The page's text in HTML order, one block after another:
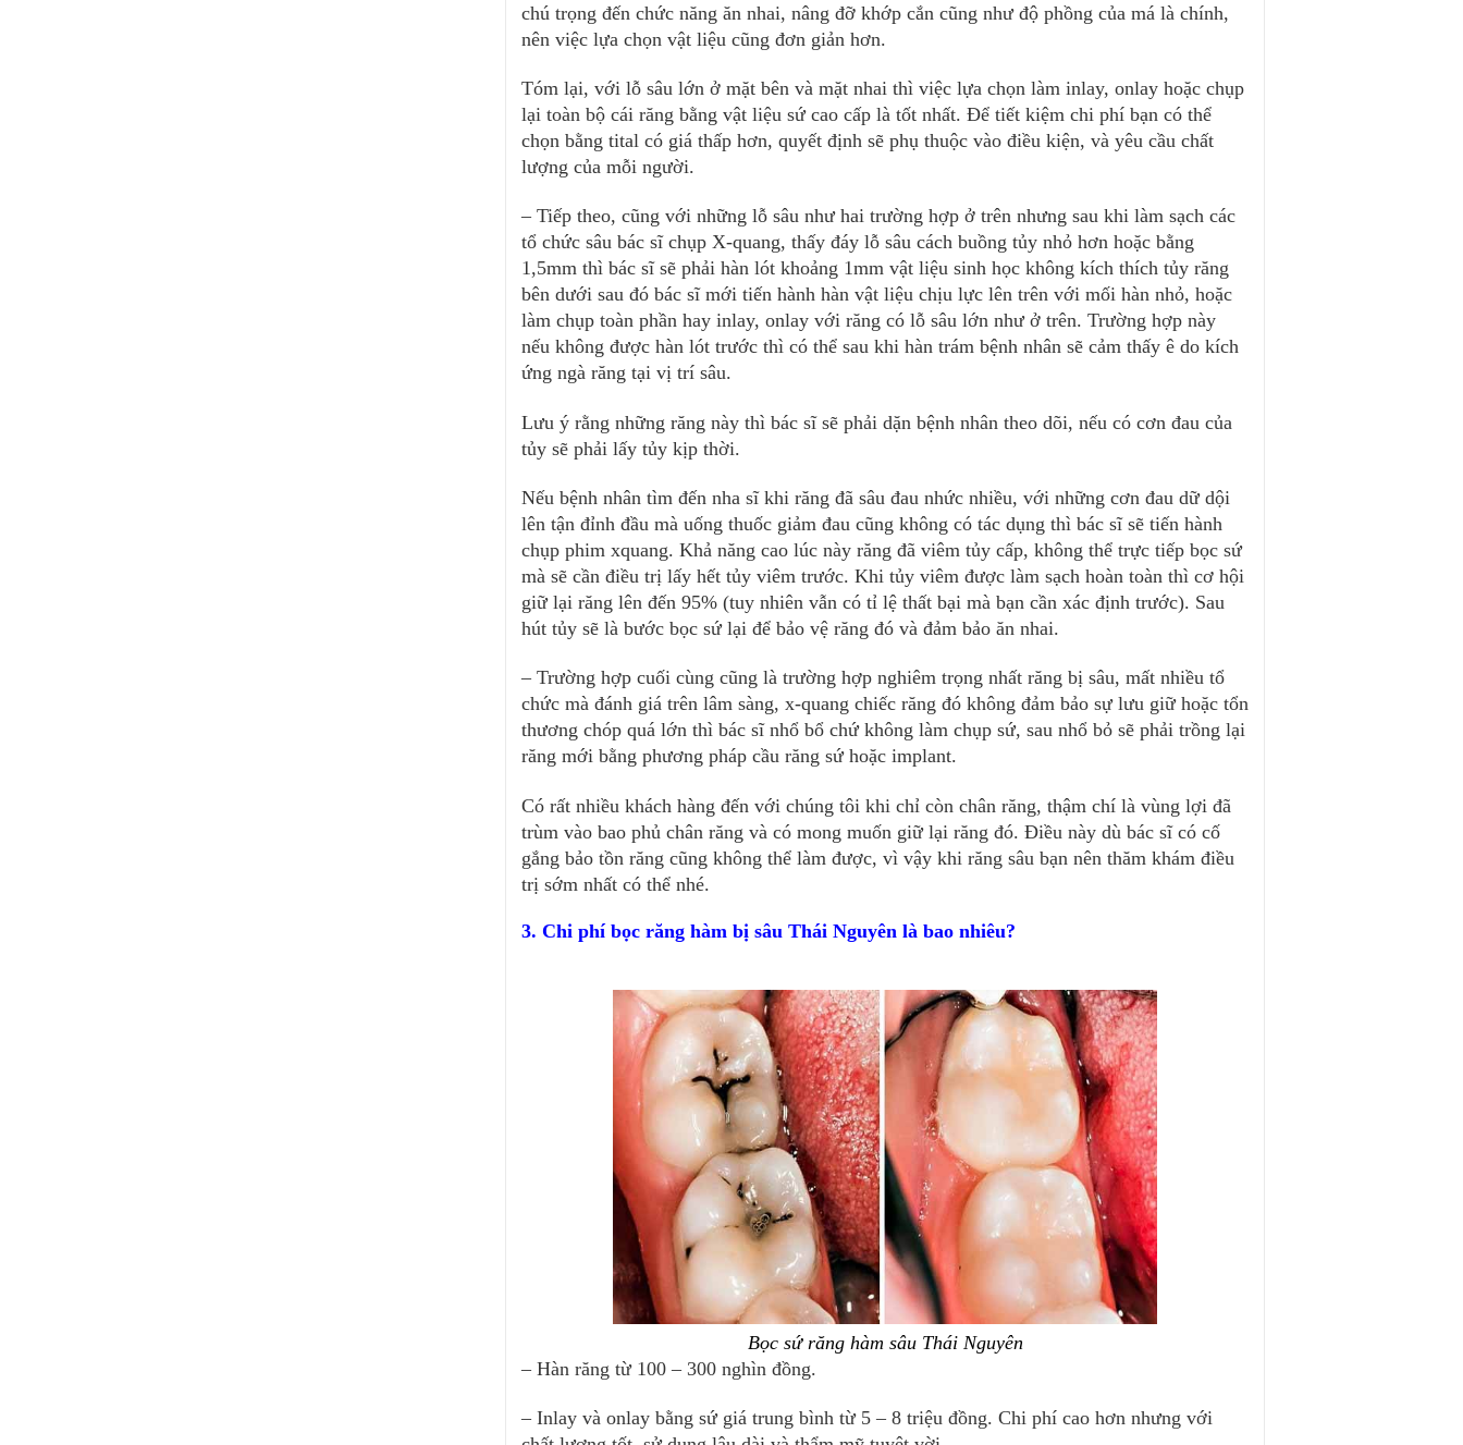
chú trọng đến chức năng ăn nhai, nâng đỡ khớp cắn cũng như độ phồng của má là chính,
nên việc lựa chọn vật liệu cũng đơn giản hơn.
Tóm lại, với lỗ sâu lớn ở mặt bên và mặt nhai thì việc lựa chọn làm inlay, onlay hoặc chụp
lại toàn bộ cái răng bằng vật liệu sứ cao cấp là tốt nhất. Để tiết kiệm chi phí bạn có thể
chọn bằng tital có giá thấp hơn, quyết định sẽ phụ thuộc vào điều kiện, và yêu cầu chất
lượng của mỗi người.
– Tiếp theo, cũng với những lỗ sâu như hai trường hợp ở trên nhưng sau khi làm sạch các
tổ chức sâu bác sĩ chụp X-quang, thấy đáy lỗ sâu cách buồng tủy nhỏ hơn hoặc bằng
1,5mm thì bác sĩ sẽ phải hàn lót khoảng 1mm vật liệu sinh học không kích thích tủy răng
bên dưới sau đó bác sĩ mới tiến hành hàn vật liệu chịu lực lên trên với mối hàn nhỏ, hoặc
làm chụp toàn phần hay inlay, onlay với răng có lỗ sâu lớn như ở trên. Trường hợp này
nếu không được hàn lót trước thì có thể sau khi hàn trám bệnh nhân sẽ cảm thấy ê do kích
ứng ngà răng tại vị trí sâu.
Lưu ý rằng những răng này thì bác sĩ sẽ phải dặn bệnh nhân theo dõi, nếu có cơn đau của
tủy sẽ phải lấy tủy kịp thời.
Nếu bệnh nhân tìm đến nha sĩ khi răng đã sâu đau nhức nhiều, với những cơn đau dữ dội
lên tận đỉnh đầu mà uống thuốc giảm đau cũng không có tác dụng thì bác sĩ sẽ tiến hành
chụp phim xquang. Khả năng cao lúc này răng đã viêm tủy cấp, không thể trực tiếp bọc sứ
mà sẽ cần điều trị lấy hết tủy viêm trước. Khi tủy viêm được làm sạch hoàn toàn thì cơ hội
giữ lại răng lên đến 95% (tuy nhiên vẫn có tỉ lệ thất bại mà bạn cần xác định trước). Sau
hút tủy sẽ là bước bọc sứ lại để bảo vệ răng đó và đảm bảo ăn nhai.
– Trường hợp cuối cùng cũng là trường hợp nghiêm trọng nhất răng bị sâu, mất nhiều tổ
chức mà đánh giá trên lâm sàng, x-quang chiếc răng đó không đảm bảo sự lưu giữ hoặc tổn
thương chóp quá lớn thì bác sĩ nhổ bổ chứ không làm chụp sứ, sau nhổ bỏ sẽ phải trồng lại
răng mới bằng phương pháp cầu răng sứ hoặc implant.
Có rất nhiều khách hàng đến với chúng tôi khi chỉ còn chân răng, thậm chí là vùng lợi đã
trùm vào bao phủ chân răng và có mong muốn giữ lại răng đó. Điều này dù bác sĩ có cố
gắng bảo tồn răng cũng không thể làm được, vì vậy khi răng sâu bạn nên thăm khám điều
trị sớm nhất có thể nhé.
3. Chi phí bọc răng hàm bị sâu Thái Nguyên là bao nhiêu?
Bọc sứ răng hàm sâu Thái Nguyên
– Hàn răng từ 100 – 300 nghìn đồng.
– Inlay và onlay bằng sứ giá trung bình từ 5 – 8 triệu đồng. Chi phí cao hơn nhưng với